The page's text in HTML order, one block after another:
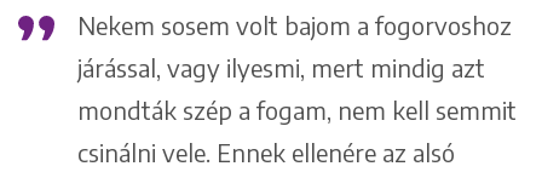
Nekem sosem volt bajom a fogorvoshoz
járással, vagy ilyesmi, mert mindig azt
mondták szép a fogam, nem kell semmit
csinálni vele. Ennek ellenére az alsó